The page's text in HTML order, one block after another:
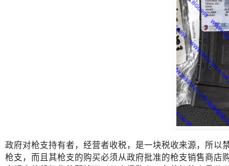
政府对枪支持有者，经营者收税，是一块税收来源，所
枪支，而且其枪支的购买必须从政府批准的枪支销售商